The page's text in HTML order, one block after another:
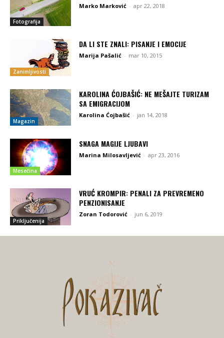
Fotografija
Marko Marković - apr 22, 2018
Zanimljivosti
DA LI STE ZNALI: PISANJE I EMOCIJE
Marija Pašalić - mar 10, 2015
Magazin
KAROLINA ĆOJBAŠIĆ: NE MEŠAJTE TURIZAM
SA EMIGRACIJOM
Karolina Ćojbašić - jan 14, 2018
Mesečina
SNAGA MAGIJE LJUBAVI
Marina Milosavljević - apr 23, 2016
Priključenija
VRUĆ KROMPIR: PENALI ZA PREVREMENO
PENZIONISANJE
Zoran Todorović - jun 6, 2019